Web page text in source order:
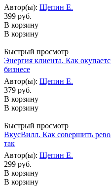
Автор(ы): Щепин Е.
399 руб.
В корзину
В корзину
Быстрый просмотр
Энергия клиента. Как
бизнесе
Автор(ы): Щепин Е.
379 руб.
В корзину
В корзину
Быстрый просмотр
ВкусВилл. Как совершить
так
Автор(ы): Щепин Е.
299 руб.
В корзину
В корзину